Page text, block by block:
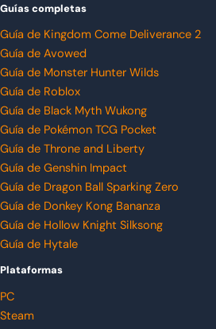
Guías completas
Guía de Kingdom Come Deliverance 2
Guía de Avowed
Guía de Monster Hunter Wilds
Guía de Roblox
Guía de Black Myth Wukong
Guía de Pokémon TCG Pocket
Guía de Throne and Liberty
Guía de Genshin Impact
Guía de Dragon Ball Sparking Zero
Guía de Donkey Kong Bananza
Guía de Hollow Knight Silksong
Guía de Hytale
Plataformas
PC
Steam